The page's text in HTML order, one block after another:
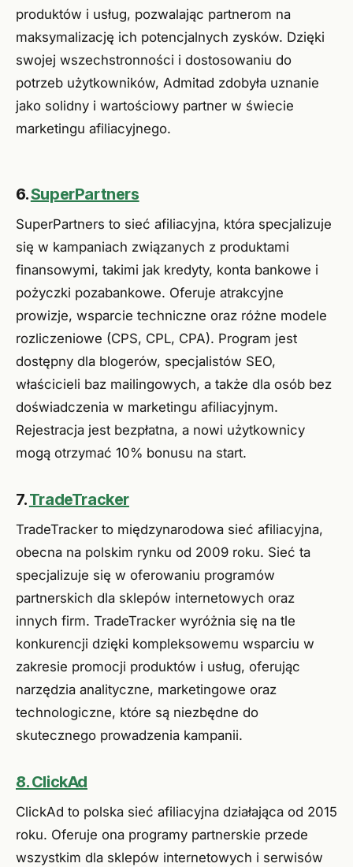
produktów i usług, pozwalając partnerom na
maksymalizację ich potencjalnych zysków. Dzięki
swojej wszechstronności i dostosowaniu do
potrzeb użytkowników, Admitad zdobyła uznanie
jako solidny i wartościowy partner w świecie
marketingu afiliacyjnego.
6.SuperPartners
SuperPartners to sieć afiliacyjna, która specjalizuje
się w kampaniach związanych z produktami
finansowymi, takimi jak kredyty, konta bankowe i
pożyczki pozabankowe. Oferuje atrakcyjne
prowizje, wsparcie techniczne oraz różne modele
rozliczeniowe (CPS, CPL, CPA). Program jest
dostępny dla blogerów, specjalistów SEO,
właścicieli baz mailingowych, a także dla osób bez
doświadczenia w marketingu afiliacyjnym.
Rejestracja jest bezpłatna, a nowi użytkownicy
mogą otrzymać 10% bonusu na start.
7.TradeTracker
TradeTracker to międzynarodowa sieć afiliacyjna,
obecna na polskim rynku od 2009 roku. Sieć ta
specjalizuje się w oferowaniu programów
partnerskich dla sklepów internetowych oraz
innych firm. TradeTracker wyróżnia się na tle
konkurencji dzięki kompleksowemu wsparciu w
zakresie promocji produktów i usług, oferując
narzędzia analityczne, marketingowe oraz
technologiczne, które są niezbędne do
skutecznego prowadzenia kampanii.
8. ClickAd
ClickAd to polska sieć afiliacyjna działająca od 2015
roku. Oferuje ona programy partnerskie przede
wszystkim dla sklepów internetowych i serwisów